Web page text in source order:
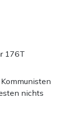
176T
nichts